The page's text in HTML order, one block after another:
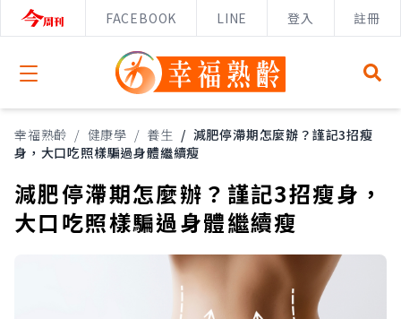
FACEBOOK LINE 登入 註冊
Open menu
幸福熟齡 / 健康學 / 養生 / 減肥停滯期怎麼辦？謹記3招瘦
身，大口吃照樣騙過身體繼續瘦
減肥停滯期怎麼辦？謹記3招瘦身，
大口吃照樣騙過身體繼續瘦